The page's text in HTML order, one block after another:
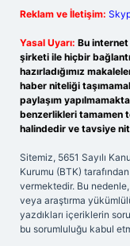
Reklam ve İletişim:
Yasal Uyarı: Bu
şirketi ile hiçbir
hazırladığımız
haber niteliği
paylaşım
benzerlikleri tamamen
halindedir ve tavsiye
Sitemiz, 5651 Sayılı
Kurumu (BTK)
vermektedir. Bu
veya araştırma
yazdıkları içeriklerin
bu sorumluluğu kabul